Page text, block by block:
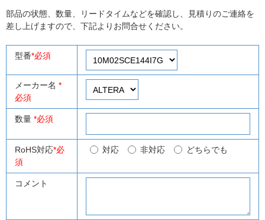
部品の状態、数量、リードタイムなどを確認し、見積りのご連絡を
差し上げますので、下記よりお問合せください。
型番*必須
メーカー名 *
必須
数量 *必須
RoHS対応*必
須
対応 非対応 どちらでも
コメント